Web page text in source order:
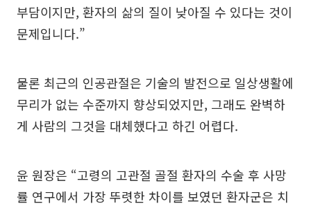
부담이지만, 환자의 삶의 질이 낮아질 수 있다는 것이
문제입니다.”
물론 최근의 인공관절은 기술의 발전으로 일상생활에
무리가 없는 수준까지 향상되었지만, 그래도 완벽하
게 사람의 그것을 대체했다고 하긴 어렵다.
윤 원장은 “고령의 고관절 골절 환자의 수술 후 사망
률 연구에서 가장 뚜렷한 차이를 보였던 환자군은 치